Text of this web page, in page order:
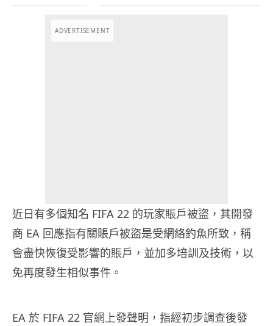
ADVERTISEMENT
近日有多個知名 FIFA 22 的玩家賬戶被盜，其開發
商 EA 回應指有關賬戶被盜是受網絡釣魚所致，稱
會盡快恢復受影響的賬戶，並加多培訓及技術，以
免再度發生相似事件。
EA 於 FIFA 22 官網上發聲明，指經初步調查後發